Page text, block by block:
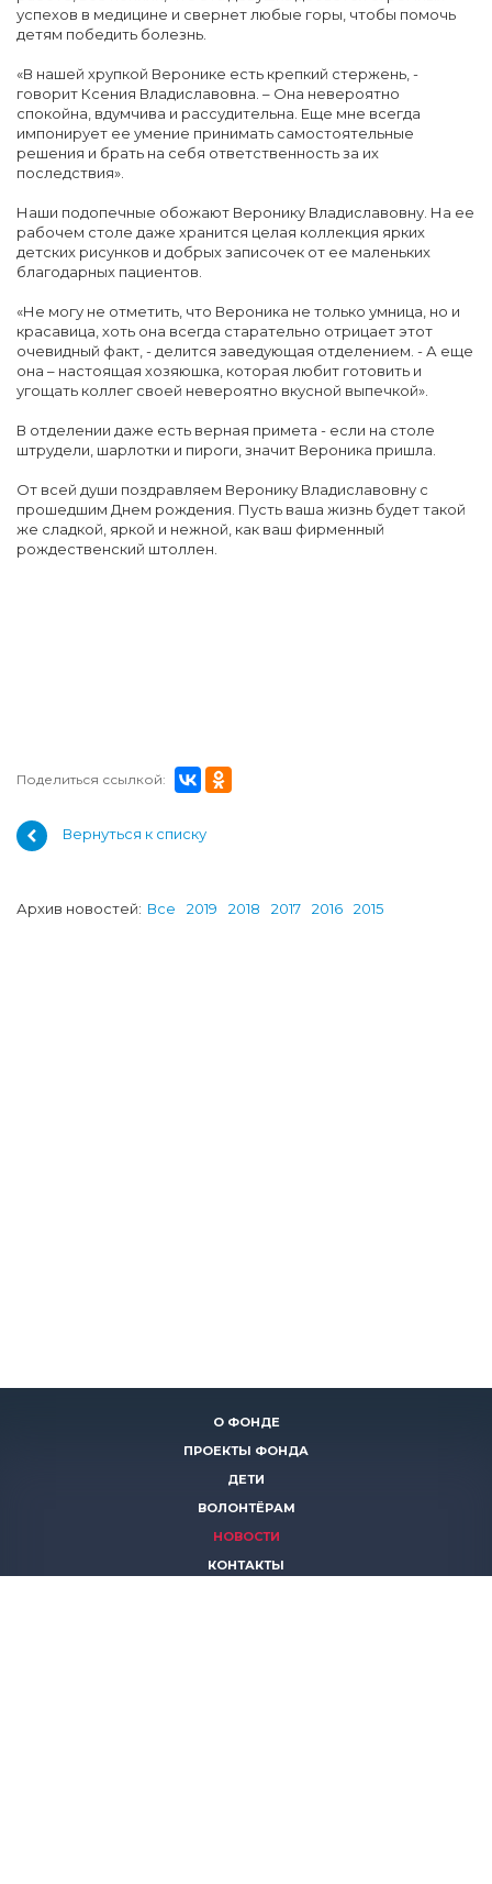
успехов в медицине и свернет любые горы, чтобы помочь
детям победить болезнь.
«В нашей хрупкой Веронике есть крепкий стержень, -
говорит Ксения Владиславовна. – Она невероятно
спокойна, вдумчива и рассудительна. Еще мне всегда
импонирует ее умение принимать самостоятельные
решения и брать на себя ответственность за их
последствия».
Наши подопечные обожают Веронику Владиславовну. На ее
рабочем столе даже хранится целая коллекция ярких
детских рисунков и добрых записочек от ее маленьких
благодарных пациентов.
«Не могу не отметить, что Вероника не только умница, но и
красавица, хоть она всегда старательно отрицает этот
очевидный факт, - делится заведующая отделением. - А еще
она – настоящая хозяюшка, которая любит готовить и
угощать коллег своей невероятно вкусной выпечкой».
В отделении даже есть верная примета - если на столе
штрудели, шарлотки и пироги, значит Вероника пришла.
От всей души поздравляем Веронику Владиславовну с
прошедшим Днем рождения. Пусть ваша жизнь будет такой
же сладкой, яркой и нежной, как ваш фирменный
рождественский штоллен.
Поделиться ссылкой:
Вернуться к списку
Архив новостей: Все 2019 2018 2017 2016 2015
О ФОНДЕ
ПРОЕКТЫ ФОНДА
ДЕТИ
ВОЛОНТЁРАМ
НОВОСТИ
КОНТАКТЫ